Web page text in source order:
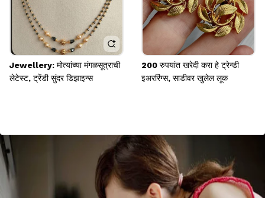
Jewellery: मोत्यांच्या मंगळसूत्राची
लेटेस्ट, ट्रेंडी सुंदर डिझाइन्स
200 रुपयांत खरेदी करा हे ट्रेन्डी
इअररिंग्स, साडीवर खुलेल लूक